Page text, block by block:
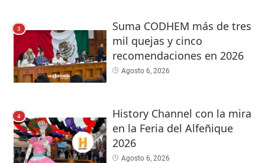
3
Suma CODHEM más de tres
mil quejas y cinco
recomendaciones en 2026
Agosto 6, 2026
4
History Channel con la mira
en la Feria del Alfeñique
2026
Agosto 6, 2026